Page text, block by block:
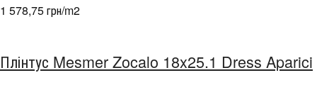
1 578,75 грн/m2
Плінтус Mesmer Zocalo 18x25.1 Dress Aparici